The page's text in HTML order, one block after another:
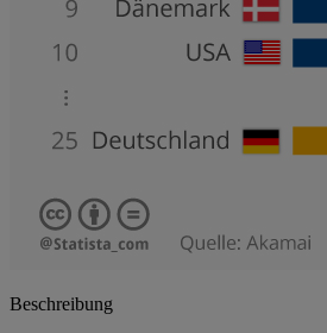
Beschreibung